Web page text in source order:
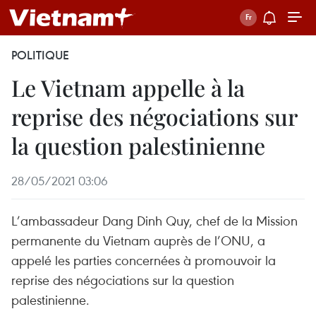
POLITIQUE
Le Vietnam appelle à la
reprise des négociations sur
la question palestinienne
28/05/2021 03:06
L’ambassadeur Dang Dinh Quy, chef de la Mission
permanente du Vietnam auprès de l’ONU, a
appelé les parties concernées à promouvoir la
reprise des négociations sur la question
palestinienne.